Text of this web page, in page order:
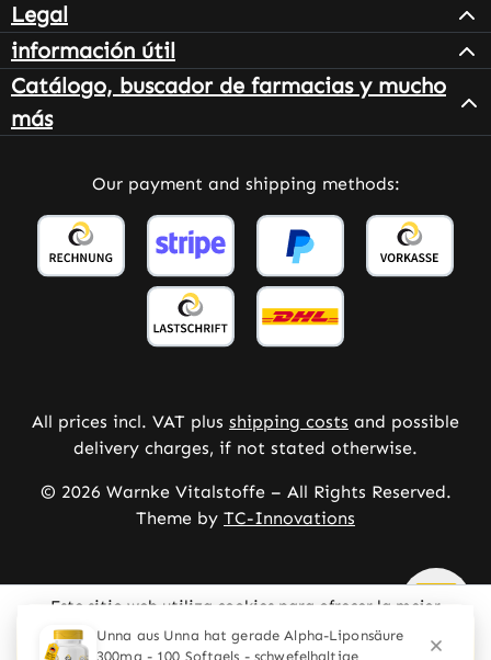
Legal
información útil
Catálogo, buscador de farmacias y mucho
más
Our payment and shipping methods:
All prices incl. VAT plus shipping costs and possible
delivery charges, if not stated otherwise.
© 2026 Warnke Vitalstoffe – All Rights Reserved.
Theme by TC-Innovations
Este sitio web utiliza cookies para ofrecer la mejor
experiencia posible.Mehr Informationen ...